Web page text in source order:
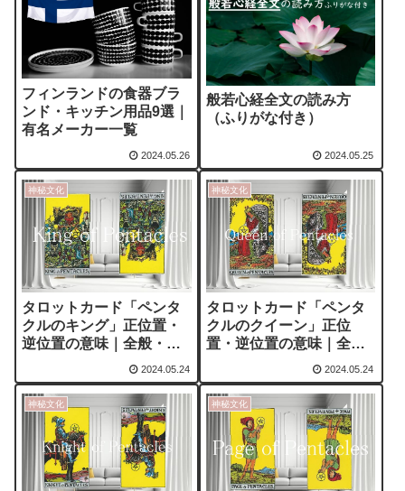
フィンランドの食器ブラ
ンド・キッチン用品9選｜
有名メーカー一覧
2024.05.26
般若心経全文の読み方
（ふりがな付き）
2024.05.25
神秘文化
タロットカード「ペンタ
クルのキング」正位置・
逆位置の意味｜全般・恋
2024.05.24
神秘文化
タロットカード「ペンタ
クルのクイーン」正位
置・逆位置の意味｜全
2024.05.24
神秘文化 神秘文化